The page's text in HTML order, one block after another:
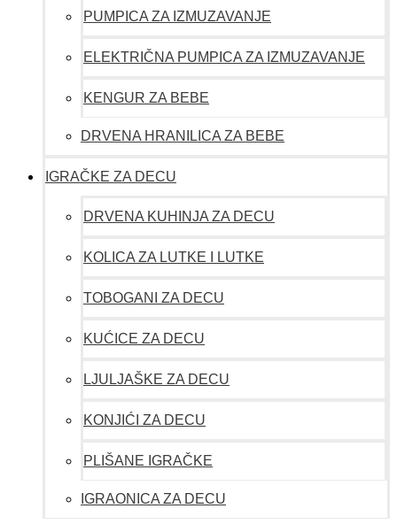
PUMPICA ZA IZMUZAVANJE
ELEKTRIČNA PUMPICA ZA IZMUZAVANJE
KENGUR ZA BEBE
DRVENA HRANILICA ZA BEBE
IGRAČKE ZA DECU
DRVENA KUHINJA ZA DECU
KOLICA ZA LUTKE I LUTKE
TOBOGANI ZA DECU
KUĆICE ZA DECU
LJULJAŠKE ZA DECU
KONJIĆI ZA DECU
PLIŠANE IGRAČKE
IGRAONICA ZA DECU